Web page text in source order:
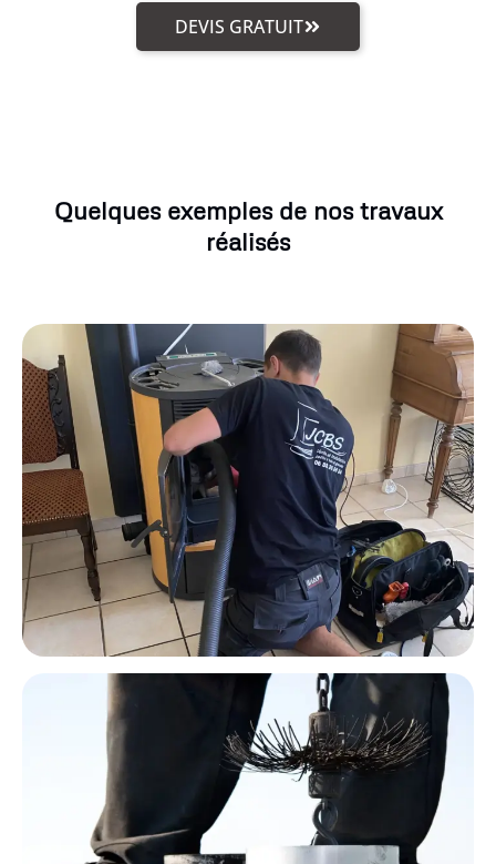
DEVIS GRATUIT
Quelques exemples de nos travaux
réalisés